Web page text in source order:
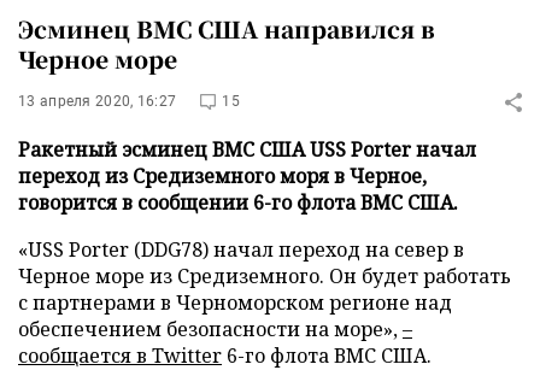
Эсминец ВМС США направился в
Черное море
13 апреля 2020, 16:27 15
Ракетный эсминец ВМС США USS Porter начал
переход из Средиземного моря в Черное,
говорится в сообщении 6-го флота ВМС США.
«USS Porter (DDG78) начал переход на север в
Черное море из Средиземного. Он будет работать
с партнерами в Черноморском регионе над
обеспечением безопасности на море»,–
сообщается в Twitter 6-го флота ВМС США.